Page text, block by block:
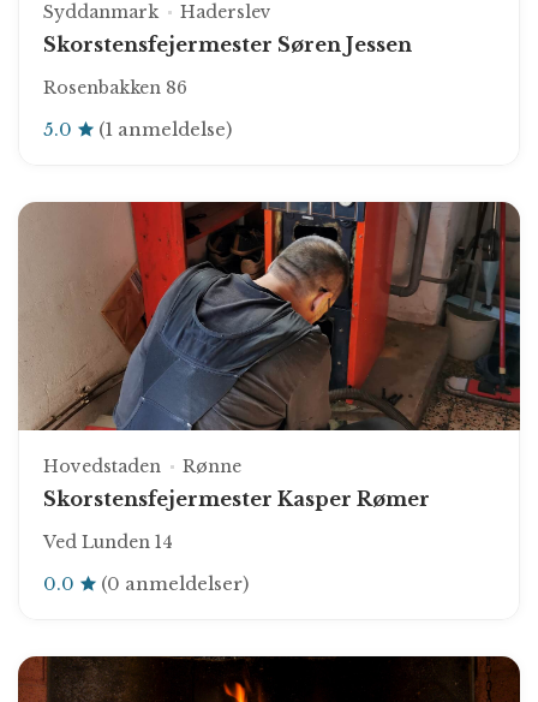
Syddanmark Haderslev
Skorstensfejermester Søren Jessen
Rosenbakken 86
5.0 (1 anmeldelse)
Hovedstaden Rønne
Skorstensfejermester Kasper Rømer
Ved Lunden 14
0.0 (0 anmeldelser)